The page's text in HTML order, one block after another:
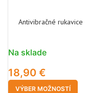
Antivibračné rukavice
Na sklade
18,90 €
VÝBER MOŽNOSTÍ